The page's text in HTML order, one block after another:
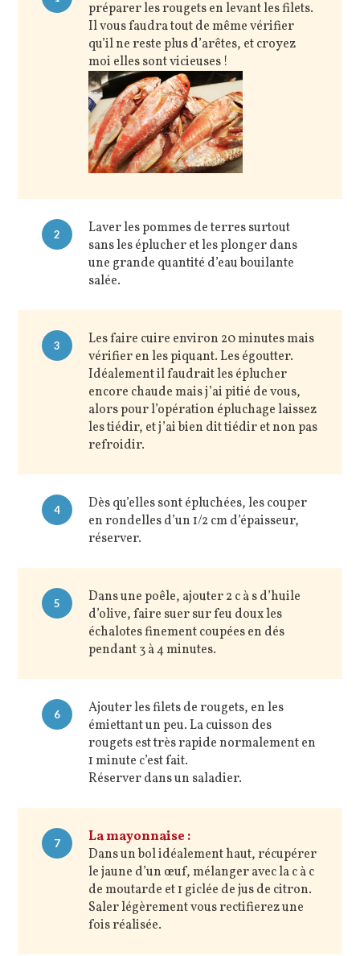
préparer les rougets en levant les filets.
Il vous faudra tout de même vérifier
qu’il ne reste plus d’arêtes, et croyez
moi elles sont vicieuses !
2
Laver les pommes de terres surtout
sans les éplucher et les plonger dans
une grande quantité d’eau bouilante
salée.
3
Les faire cuire environ 20 minutes mais
vérifier en les piquant. Les égoutter.
Idéalement il faudrait les éplucher
encore chaude mais j’ai pitié de vous,
alors pour l’opération épluchage laissez
les tiédir, et j’ai bien dit tiédir et non pas
refroidir.
4
Dès qu’elles sont épluchées, les couper
en rondelles d’un 1/2 cm d’épaisseur,
réserver.
5
Dans une poêle, ajouter 2 c à s d’huile
d’olive, faire suer sur feu doux les
échalotes finement coupées en dés
pendant 3 à 4 minutes.
6
Ajouter les filets de rougets, en les
émiettant un peu. La cuisson des
rougets est très rapide normalement en
1 minute c’est fait.
Réserver dans un saladier.
7
La mayonnaise :
Dans un bol idéalement haut, récupérer
le jaune d’un œuf, mélanger avec la c à c
de moutarde et 1 giclée de jus de citron.
Saler légèrement vous rectifierez une
fois réalisée.